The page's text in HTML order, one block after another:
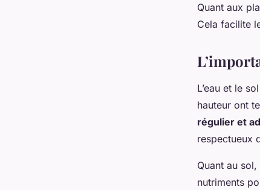
Quant aux
Cela facilite
L’eau et le
hauteur ont
régulier et
respectueux
Quant au
nutriments